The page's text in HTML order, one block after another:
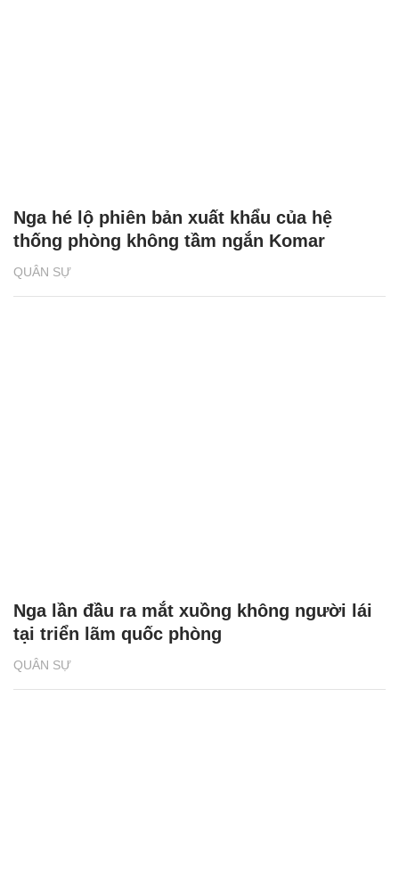
QUÂN SỰ
Nga hé lộ phiên bản xuất khẩu của hệ
thống phòng không tầm ngắn Komar
QUÂN SỰ
Nga lần đầu ra mắt xuồng không người lái
tại triển lãm quốc phòng